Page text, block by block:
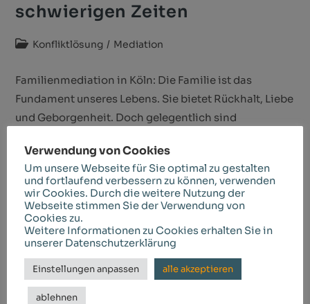
schwierigen Zeiten
Konfliktlösung / Mediation
Familienmediation in Köln: Die Familie ist das
Fundament unseres Lebens. Sie bietet Rückhalt, Liebe
und Geborgenheit. Doch gelegentlich sind
Familie unvermeidlich. Trennungen, Scheidungen,
unterschiedliche Erziehungsstile oder finanzielle
Auseinandersetzungen können die Harmonie
innerhalb einer Familie stark belasten. Häufig
eskalieren diese Konflikte und führen zu
langwierigen…
Weiterlesen
Verwendung von Cookies
Um unsere Webseite für Sie optimal zu gestalten
und fortlaufend verbessern zu können, verwenden
wir Cookies. Durch die weitere Nutzung der
Webseite stimmen Sie der Verwendung von
Cookies zu.
Weitere Informationen zu Cookies erhalten Sie in
unserer Datenschutzerklärung
Einstellungen anpassen alle akzeptieren
ablehnen